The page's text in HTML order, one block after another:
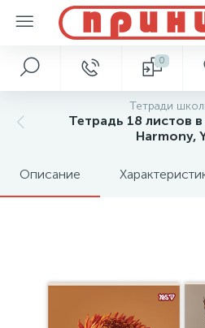
0
Тетради
Тетрадь 18 листов
Harmony,
Описание